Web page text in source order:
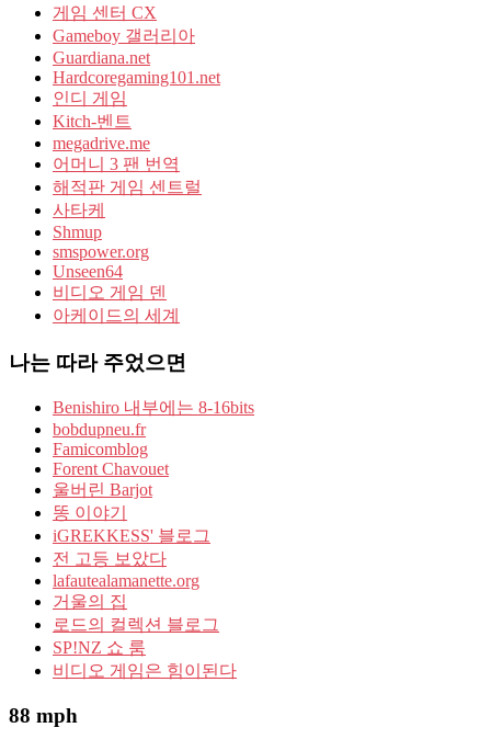
게임 센터 CX
Gameboy 갤러리아
Guardiana.net
Hardcoregaming101.net
인디 게임
Kitch-벤트
megadrive.me
어머니 3 팬 번역
해적판 게임 센트럴
사타케
Shmup
smspower.org
Unseen64
비디오 게임 덴
아케이드의 세계
나는 따라 주었으면
Benishiro 내부에는 8-16bits
bobdupneu.fr
Famicomblog
Forent Chavouet
울버린 Barjot
똥 이야기
iGREKKESS' 블로그
전 고등 보았다
lafautealamanette.org
거울의 집
로드의 컬렉션 블로그
SP!NZ 쇼 룸
비디오 게임은 힘이된다
88 mph